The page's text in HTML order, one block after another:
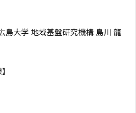
域基盤研究機構 島川 龍
【休 憩】